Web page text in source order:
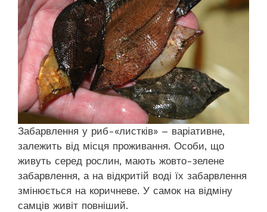
Забарвлення у риб-«листків» – варіативне,
залежить від місця проживання. Особи, що
живуть серед рослин, мають жовто-зелене
забарвлення, а на відкритій воді їх забарвлення
змінюється на коричневе. У самок на відміну
самців живіт повніший.